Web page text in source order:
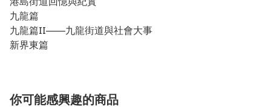
九龍篇
九龍篇II——九龍街道與社會大事
新界東篇
你可能感興趣的商品